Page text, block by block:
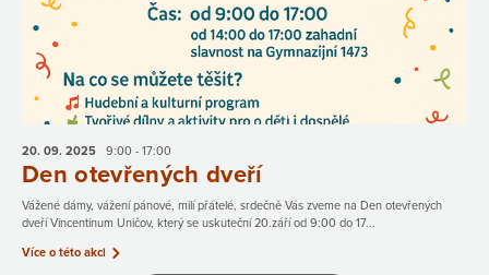
20. 09. 2025 9:00 - 17:00
Den otevřených dveří
Vážené dámy, vážení pánové, milí přátelé, srdečně Vás zveme na Den otevřených
dveří Vincentinum Uničov, který se uskuteční 20.září od 9:00 do 17...
Více o této akci